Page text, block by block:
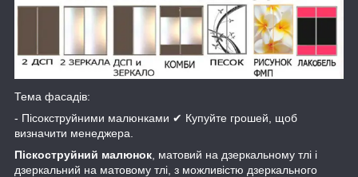
Тема фасадів:
- Пісокструйними малюнками ✔ Купуйте грошей, щоб
визначити менеджера.
Піскоструйний малюнок , матовий на дзеркальному тлі і
дзеркальний на матовому тлі, з можливістю дзеркального